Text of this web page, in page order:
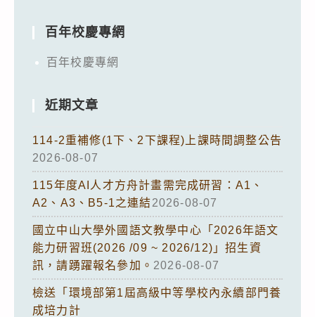
百年校慶專網
百年校慶專網
近期文章
114-2重補修(1下、2下課程)上課時間調整公告
2026-08-07
115年度AI人才方舟計畫需完成研習：A1、
A2、A3、B5-1之連結2026-08-07
國立中山大學外國語文教學中心「2026年語文
能力研習班(2026 /09 ~ 2026/12)」招生資
訊，請踴躍報名參加。 2026-08-07
檢送「環境部第1屆高級中等學校內永續部門養
成培力計